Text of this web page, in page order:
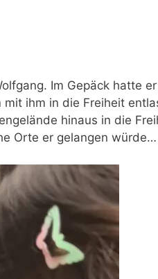
Im Gepäck hatte er
ihm in die Freiheit
hinaus in die
Orte er gelangen würde…